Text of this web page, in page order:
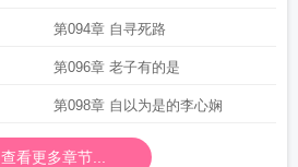
第094章 自寻死路
第096章 老子有的是
第098章 自以为是的李心娴
查看更多章节...